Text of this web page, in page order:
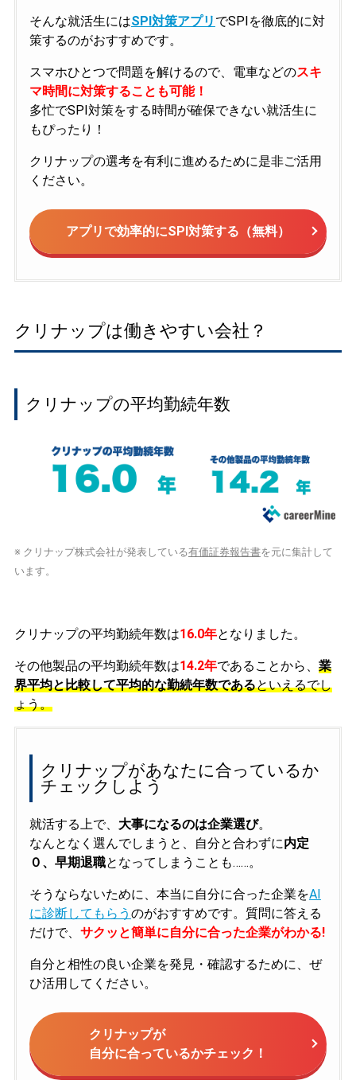
そんな就活生にはSPI対策アプリ でSPIを徹底的に対
策するのがおすすめです。
スマホひとつで問題を解けるので、電車などのスキ
マ時間に対策することも可能！
多忙でSPI対策をする時間が確保できない就活生に
もぴったり！
クリナップの選考を有利に進めるために是非ご活用
ください。
アプリで効率的にSPI対策する（無料）
クリナップは働きやすい会社？
クリナップの平均勤続年数
※ クリナップ株式会社が発表している有価証券報告書を元に集計して
います。
クリナップの平均勤続年数は16.0年となりました。
その他製品の平均勤続年数は14.2年であることから、 業
界平均と比較して平均的な勤続年数であるといえるでし
ょう。
クリナップがあなたに合っているか
チェックしよう
就活する上で、 大事になるのは企業選び。
なんとなく選んでしまうと、自分と合わずに内定
０、早期退職となってしまうことも……。
そうならないために、本当に自分に合った企業をAI
に診断してもらう のがおすすめです。質問に答える
だけで、 サクッと簡単に自分に合った企業がわかる!
自分と相性の良い企業を発見・確認するために、ぜ
ひ活用してください。
クリナップが
自分に合っているかチェック！